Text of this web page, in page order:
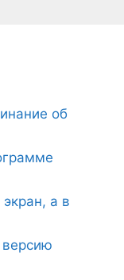
об
экран, а в
версию